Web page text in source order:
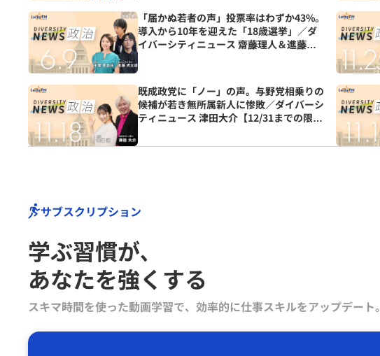
「届かぬ若者の声」投票率はわずか43%。
導入から10年を迎えた「18歳選挙」／ダ
イバーシティニュース 齋藤理人＆進藤虎
既成政党に「ノー」の声。与野党相乗りの
候補が若き無所属新人に惨敗／ダイバーシ
ティニュース 津田大介【12/31までの限定
サブスクリプション
学ぶ習慣が､
あなたを強くする
スキマ時間を使った動画学習で、効率的に仕事スキルをアップデート。